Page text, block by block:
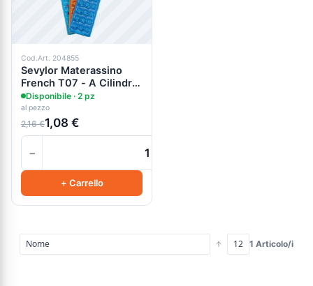
Cod.Art. 204855
Sevylor Materassino
French T07 - A Cilindro
Singolo
Disponibile · 2 pz
al pezzo
2,16 €1,08 €
−
+ Carrello
1 Articolo/i